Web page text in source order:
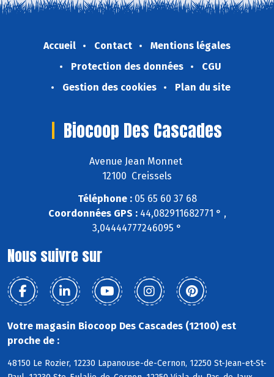
Accueil Contact
Mentions légales
Protection des données
CGU
Gestion des cookies
Plan du site
Biocoop Des Cascades
Avenue Jean Monnet
12100 Creissels
Téléphone :05 65 60 37 68
Coordonnées GPS :44,082911682771 ° ,
3,04444777246095 °
Nous suivre sur
Votre magasin Biocoop Des Cascades (12100) est
proche de :
48150 Le Rozier, 12230 Lapanouse-de-Cernon, 12250 St-Jean-et-St-